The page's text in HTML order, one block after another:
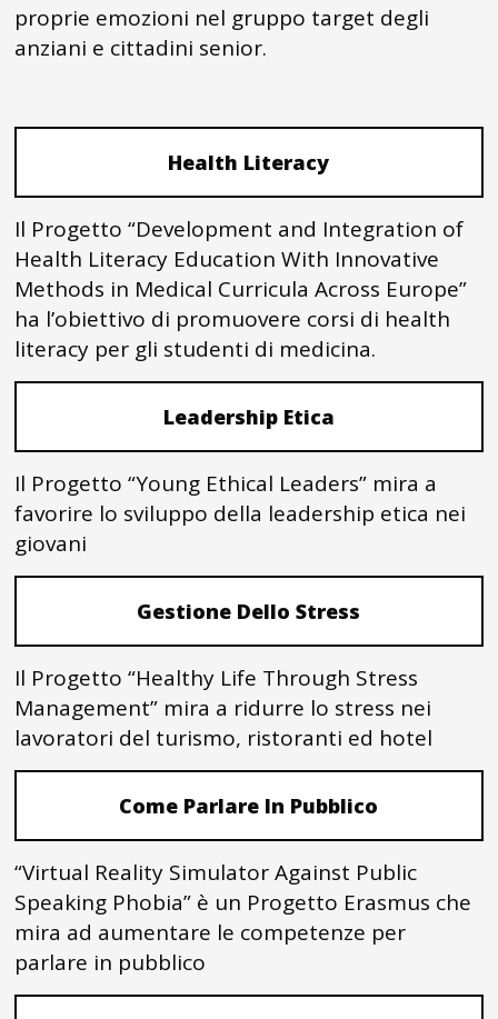
proprie emozioni nel gruppo target degli
anziani e cittadini senior.
Health Literacy
Il Progetto “Development and Integration of
Health Literacy Education With Innovative
Methods in Medical Curricula Across Europe”
ha l’obiettivo di promuovere corsi di health
literacy per gli studenti di medicina.
Leadership Etica
Il Progetto “Young Ethical Leaders” mira a
favorire lo sviluppo della leadership etica nei
giovani
Gestione Dello Stress
Il Progetto “Healthy Life Through Stress
Management” mira a ridurre lo stress nei
lavoratori del turismo, ristoranti ed hotel
Come Parlare In Pubblico
“Virtual Reality Simulator Against Public
Speaking Phobia” è un Progetto Erasmus che
mira ad aumentare le competenze per
parlare in pubblico